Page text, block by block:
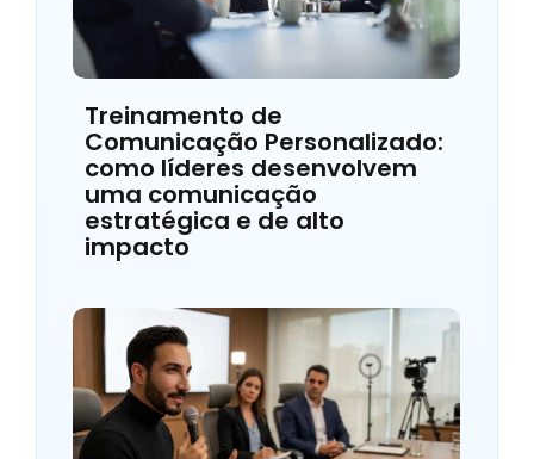
Treinamento de
Comunicação Personalizado:
como líderes desenvolvem
uma comunicação
estratégica e de alto
impacto